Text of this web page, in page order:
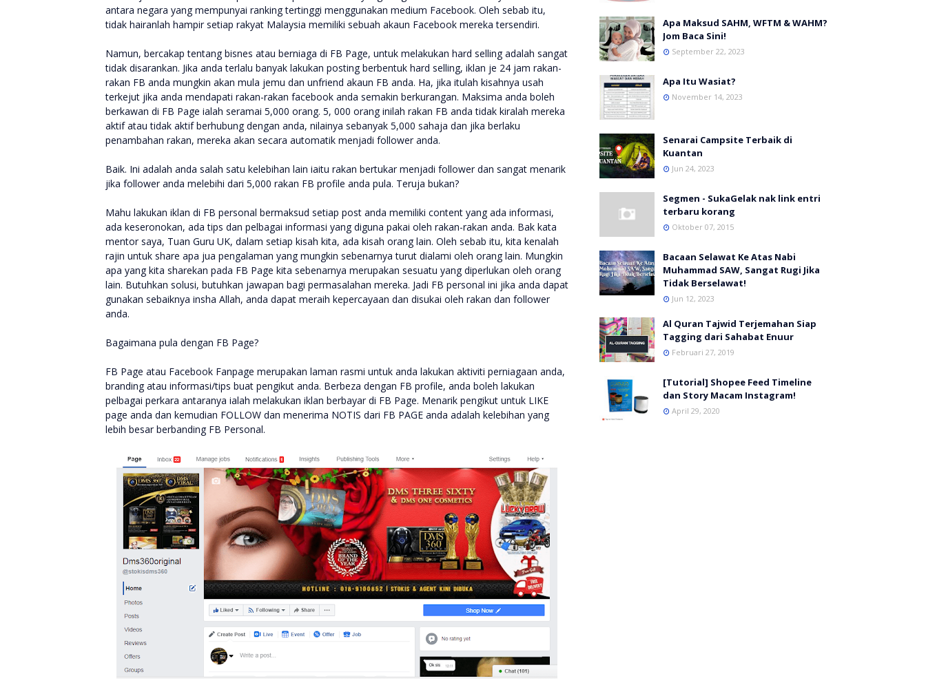
antara negara yang mempunyai ranking tertinggi menggunakan medium Facebook. Oleh sebab itu,
tidak hairanlah hampir setiap rakyat Malaysia memiliki sebuah akaun Facebook mereka tersendiri.
Namun, bercakap tentang bisnes atau berniaga di FB Page, untuk melakukan hard selling adalah sangat
tidak disarankan. Jika anda terlalu banyak lakukan posting berbentuk hard selling, iklan je 24 jam rakan-
rakan FB anda mungkin akan mula jemu dan unfriend akaun FB anda. Ha, jika itulah kisahnya usah
terkejut jika anda mendapati rakan-rakan facebook anda semakin berkurangan. Maksima anda boleh
berkawan di FB Page ialah seramai 5,000 orang. 5, 000 orang inilah rakan FB anda tidak kiralah mereka
aktif atau tidak aktif berhubung dengan anda, nilainya sebanyak 5,000 sahaja dan jika berlaku
penambahan rakan, mereka akan secara automatik menjadi follower anda.
Baik. Ini adalah anda salah satu kelebihan lain iaitu rakan bertukar menjadi follower dan sangat menarik
jika follower anda melebihi dari 5,000 rakan FB profile anda pula. Teruja bukan?
Mahu lakukan iklan di FB personal bermaksud setiap post anda memiliki content yang ada informasi,
ada keseronokan, ada tips dan pelbagai informasi yang diguna pakai oleh rakan-rakan anda. Bak kata
mentor saya, Tuan Guru UK, dalam setiap kisah kita, ada kisah orang lain. Oleh sebab itu, kita kenalah
rajin untuk share apa jua pengalaman yang mungkin sebenarnya turut dialami oleh orang lain. Mungkin
apa yang kita sharekan pada FB Page kita sebenarnya merupakan sesuatu yang diperlukan oleh orang
lain. Butuhkan solusi, butuhkan jawapan bagi permasalahan mereka. Jadi FB personal ini jika anda dapat
gunakan sebaiknya insha Allah, anda dapat meraih kepercayaan dan disukai oleh rakan dan follower
anda.
Bagaimana pula dengan FB Page?
FB Page atau Facebook Fanpage merupakan laman rasmi untuk anda lakukan aktiviti perniagaan anda,
branding atau informasi/tips buat pengikut anda. Berbeza dengan FB profile, anda boleh lakukan
pelbagai perkara antaranya ialah melakukan iklan berbayar di FB Page. Menarik pengikut untuk LIKE
page anda dan kemudian FOLLOW dan menerima NOTIS dari FB PAGE anda adalah kelebihan yang
lebih besar berbanding FB Personal.
Apa Maksud SAHM, WFTM & WAHM?
Jom Baca Sini!
September 22, 2023
Apa Itu Wasiat?
November 14, 2023
Senarai Campsite Terbaik di
Kuantan
Jun 24, 2023
Segmen - SukaGelak nak link entri
terbaru korang
Oktober 07, 2015
Bacaan Selawat Ke Atas Nabi
Muhammad SAW, Sangat Rugi Jika
Tidak Berselawat!
Jun 12, 2023
Al Quran Tajwid Terjemahan Siap
Tagging dari Sahabat Enuur
Februari 27, 2019
[Tutorial] Shopee Feed Timeline
dan Story Macam Instagram!
April 29, 2020